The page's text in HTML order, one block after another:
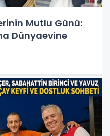
Mutlu Günü:
Dünyaevine